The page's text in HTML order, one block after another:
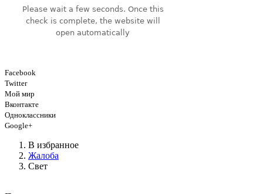
Facebook
Twitter
Мой мир
Вконтакте
Одноклассники
Google+
В избранное
Жалоба
Свет